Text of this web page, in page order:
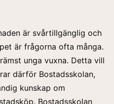
är svårtillgänglig och
är frågorna ofta många.
unga vuxna. Detta vill
därför Bostadsskolan,
kunskap om
Bostadsskolan